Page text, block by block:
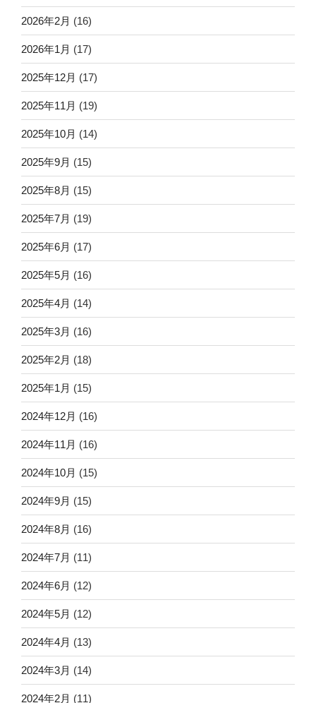
2026年2月 (16)
2026年1月 (17)
2025年12月 (17)
2025年11月 (19)
2025年10月 (14)
2025年9月 (15)
2025年8月 (15)
2025年7月 (19)
2025年6月 (17)
2025年5月 (16)
2025年4月 (14)
2025年3月 (16)
2025年2月 (18)
2025年1月 (15)
2024年12月 (16)
2024年11月 (16)
2024年10月 (15)
2024年9月 (15)
2024年8月 (16)
2024年7月 (11)
2024年6月 (12)
2024年5月 (12)
2024年4月 (13)
2024年3月 (14)
2024年2月 (11)